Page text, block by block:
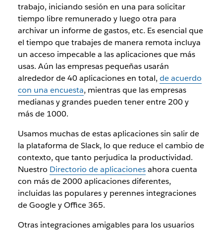
trabajo, iniciando sesión en una para solicitar
tiempo libre remunerado y luego otra para
archivar un informe de gastos, etc. Es esencial que
el tiempo que trabajes de manera remota incluya
un acceso impecable a las aplicaciones que más
usas. Aún las empresas pequeñas usarán
alrededor de 40 aplicaciones en total, de acuerdo
con una encuesta, mientras que las empresas
medianas y grandes pueden tener entre 200 y
más de 1000.
Usamos muchas de estas aplicaciones sin salir de
la plataforma de Slack, lo que reduce el cambio de
contexto, que tanto perjudica la productividad.
Nuestro Directorio de aplicacionesahora cuenta
con más de 2000 aplicaciones diferentes,
incluidas las populares y perennes integraciones
de Google y Office 365.
Otras integraciones amigables para los usuarios